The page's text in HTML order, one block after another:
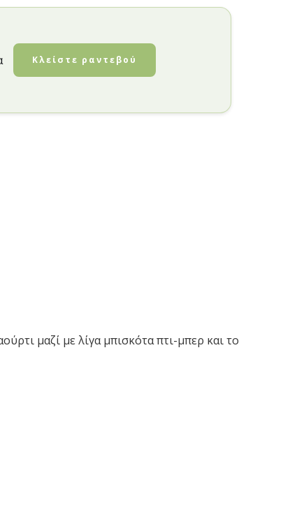
Κλείστε ραντεβού
μαζί με λίγα μπισκότα πτι-μπερ και το